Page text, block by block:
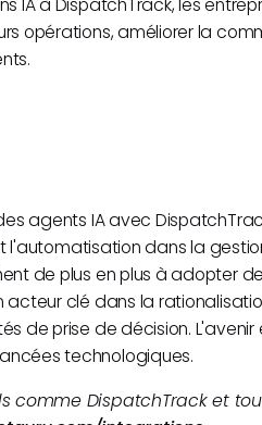
opérations, améliorer la
agents IA avec
l'automatisation dans la
de plus en plus à adopter
acteur clé dans la
de prise de décision.
technologiques.
comme DispatchTrack et